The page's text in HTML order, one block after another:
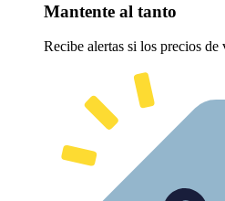
Mantente al tanto
Recibe alertas si los precios